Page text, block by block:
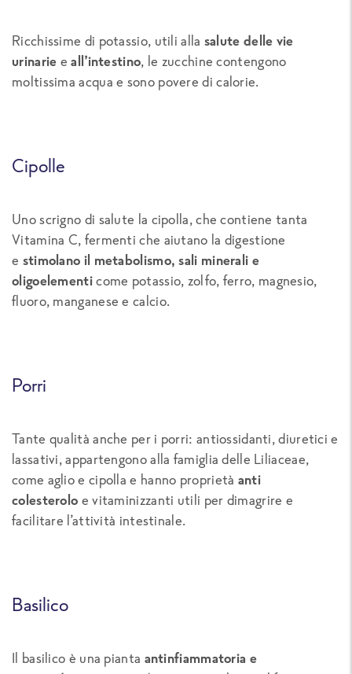
Ricchissime di potassio, utili alla salute delle vie
urinarie e all’intestino, le zucchine contengono
moltissima acqua e sono povere di calorie.
Cipolle
Uno scrigno di salute la cipolla, che contiene tanta
Vitamina C, fermenti che aiutano la digestione
e stimolano il metabolismo, sali minerali e
oligoelementicome potassio, zolfo, ferro, magnesio,
fluoro, manganese e calcio.
Porri
Tante qualità anche per i porri: antiossidanti, diuretici e
lassativi, appartengono alla famiglia delle Liliaceae,
come aglio e cipolla e hanno proprietà anti
colesterolo e vitaminizzanti utili per dimagrire e
facilitare l’attività intestinale.
Basilico
Il basilico è una pianta antinfiammatoria e